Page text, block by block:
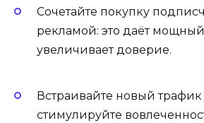
Сочетайте покупку
рекламой: это даёт мощный
увеличивает доверие.
Встраивайте новый трафик
стимулируйте